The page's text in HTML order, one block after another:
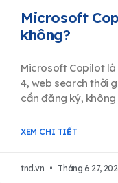
Microsoft
không?
Microsoft Copilot
4, web search thời
cần đăng ký, không
XEM CHI TIẾT
tnd.vn Tháng 6 27,